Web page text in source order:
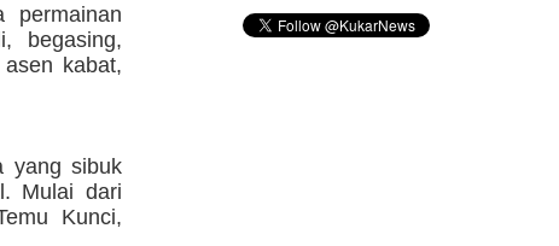
permainan
begasing,
kabat,
yang sibuk
Mulai dari
Kunci,